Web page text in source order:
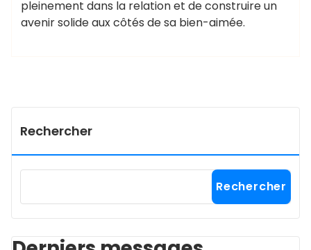
pleinement dans la relation et de construire un
avenir solide aux côtés de sa bien-aimée.
Rechercher
Rechercher